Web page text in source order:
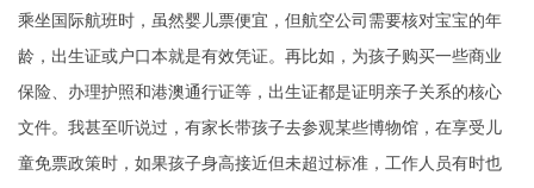
乘坐国际航班时，虽然婴儿票便宜，但航空公司需要核对宝宝的年
龄，出生证或户口本就是有效凭证。再比如，为孩子购买一些商业
保险、办理护照和港澳通行证等，出生证都是证明亲子关系的核心
文件。我甚至听说过，有家长带孩子去参观某些博物馆，在享受儿
童免票政策时，如果孩子身高接近但未超过标准，工作人员有时也